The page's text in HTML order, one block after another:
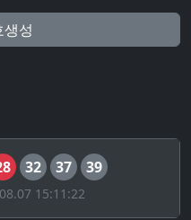
성
32 37 39
15:11:22